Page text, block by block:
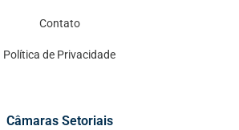
Contato
Política de Privacidade
Câmaras Setoriais